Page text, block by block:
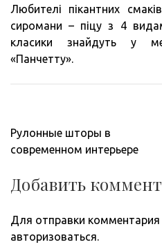
Любителі пікантних
сиромани – піцу з 4
класики знайдуть у
«Панчетту».
Навигация
по
Рулонные шторы в
современном интерьере
Добавить
Для отправки
авторизоваться.